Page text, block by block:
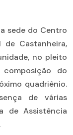
sede do Centro
de Castanheira,
no pleito
do
quadriênio.
de várias
de Assistência